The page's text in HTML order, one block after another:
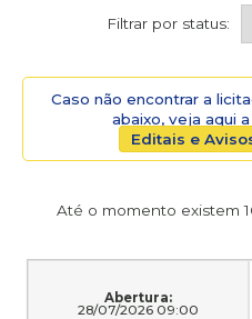
Filtrar por status:
Caso não encontrar a
abaixo, veja aqui
Editais e
Até o momento existem
Abertura:
28/07/2026 09:00